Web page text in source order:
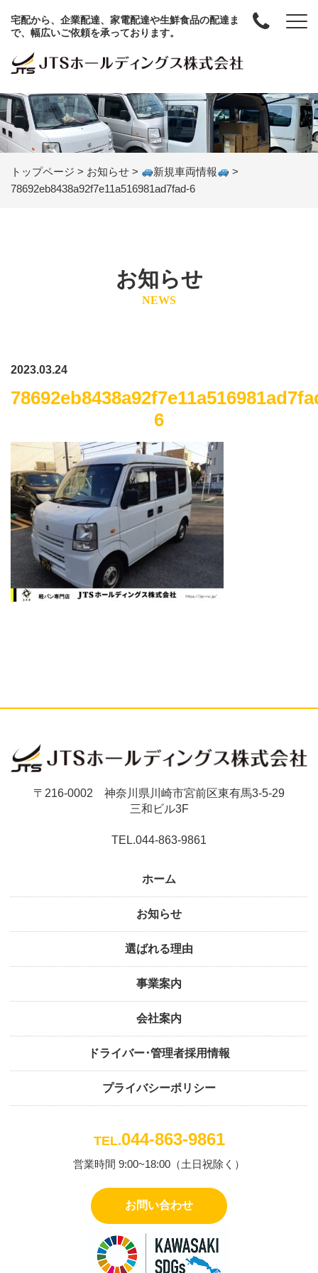
宅配から、企業配達、家電配達や生鮮食品の配達ま
で、幅広いご依頼を承っております。
トップページ > お知らせ > 新規車両情報
>
78692eb8438a92f7e11a516981ad7fad-6
お知らせ
NEWS
2023.03.24
6
〒216-0002 神奈川県川崎市宮前区東有馬3-5-29
三和ビル3F
TEL.044-863-9861
ホーム
お知らせ
選ばれる理由
事業案内
会社案内
ドライバー･管理者採用情報
プライバシーポリシー
TEL.044-863-9861
営業時間 9:00~18:00（土日祝除く）
お問い合わせ